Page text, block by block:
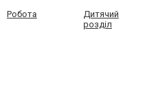
Робота
Дитячий
розділ